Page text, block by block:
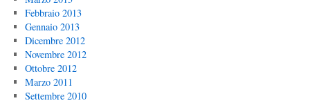
Febbraio 2013
Gennaio 2013
Dicembre 2012
Novembre 2012
Ottobre 2012
Marzo 2011
Settembre 2010